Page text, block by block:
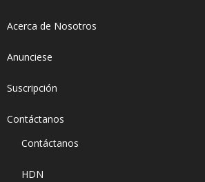
Acerca de Nosotros
Anunciese
Suscripción
Contáctanos
Contáctanos
HDN